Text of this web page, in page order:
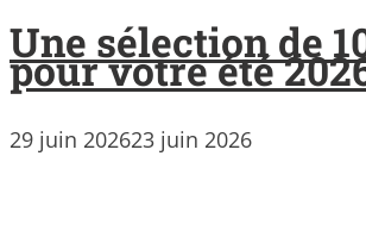
Une sélection de
pour votre été
29 juin 202623 juin 2026